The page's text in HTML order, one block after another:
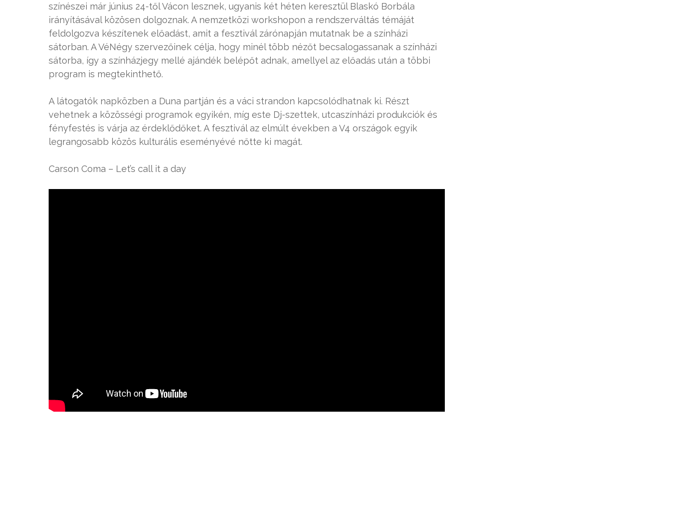
színészei már június 24-től Vácon lesznek, ugyanis két héten keresztül Blaskó Borbála
irányításával közösen dolgoznak. A nemzetközi workshopon a rendszerváltás témáját
feldolgozva készítenek előadást, amit a fesztivál zárónapján mutatnak be a színházi
sátorban. A VéNégy szervezőinek célja, hogy minél több nézőt becsalogassanak a színházi
sátorba, így a színházjegy mellé ajándék belépőt adnak, amellyel az előadás után a többi
program is megtekinthető.
A látogatók napközben a Duna partján és a váci strandon kapcsolódhatnak ki. Részt
vehetnek a közösségi programok egyikén, míg este Dj-szettek, utcaszínházi produkciók és
fényfestés is várja az érdeklődőket. A fesztivál az elmúlt években a V4 országok egyik
legrangosabb közös kulturális eseményévé nőtte ki magát.
Carson Coma – Let’s call it a day